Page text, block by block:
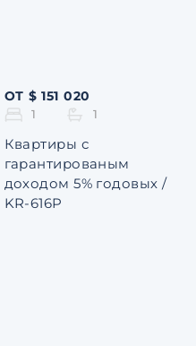
ОТ $ 151 020
1 1
Квартиры с
гарантированым
доходом 5% годовых /
KR-616P